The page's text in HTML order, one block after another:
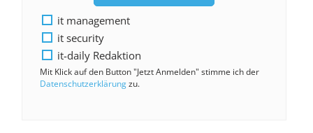
it management
it security
it-daily Redaktion
Mit Klick auf den Button "Jetzt Anmelden" stimme ich der
Datenschutzerklärungzu.